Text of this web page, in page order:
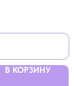
В КОРЗИНУ